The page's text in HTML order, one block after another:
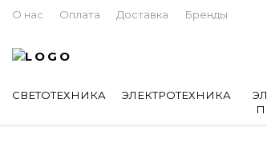
О нас Оплата Доставка Бренды
СВЕТОТЕХНИКА ЭЛЕКТРОТЕХНИКА